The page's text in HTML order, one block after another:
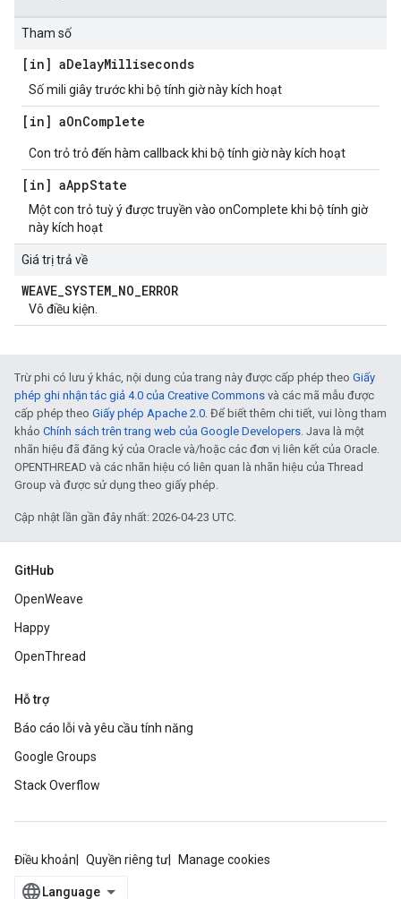
Tham số
[in] aDelayMilliseconds
Số mili giây trước khi bộ tính giờ này kích hoạt
[in] aOnComplete
Con trỏ trỏ đến hàm callback khi bộ tính giờ này kích hoạt
[in] aAppState
Một con trỏ tuỳ ý được truyền vào onComplete khi bộ tính giờ
này kích hoạt
Giá trị trả về
WEAVE_SYSTEM_NO_ERROR
Vô điều kiện.
Trừ phi có lưu ý khác, nội dung của trang này được cấp phép theo Giấy
phép ghi nhận tác giả 4.0 của Creative Commons và các mã mẫu được
cấp phép theo Giấy phép Apache 2.0. Để biết thêm chi tiết, vui lòng tham
khảo Chính sách trên trang web của Google Developers. Java là một
nhãn hiệu đã đăng ký của Oracle và/hoặc các đơn vị liên kết của Oracle.
OPENTHREAD và các nhãn hiệu có liên quan là nhãn hiệu của Thread
Group và được sử dụng theo giấy phép.
Cập nhật lần gần đây nhất: 2026-04-23 UTC.
GitHub
OpenWeave
Happy
OpenThread
Hỗ trợ
Báo cáo lỗi và yêu cầu tính năng
Google Groups
Stack Overflow
Điều khoản Quyền riêng tư Manage cookies